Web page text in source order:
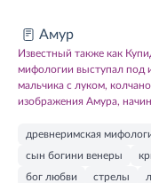
Амур
Известный также как
мифологии выступал под
мальчика с луком,
изображения Амура,
древнеримская
сын богини венеры
бог любви
стрелы